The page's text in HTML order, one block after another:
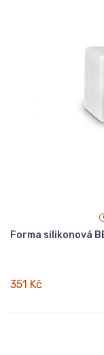
Forma silikonová
351 Kč